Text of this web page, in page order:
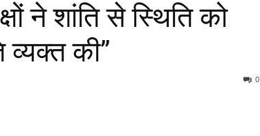
ने शांति से स्थिति को
की”
0